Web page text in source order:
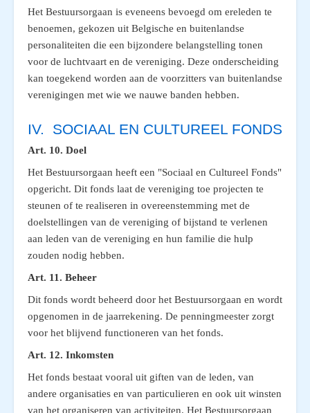
Het Bestuursorgaan is eveneens bevoegd om ereleden te
benoemen, gekozen uit Belgische en buitenlandse
personaliteiten die een bijzondere belangstelling tonen
voor de luchtvaart en de vereniging. Deze onderscheiding
kan toegekend worden aan de voorzitters van buitenlandse
verenigingen met wie we nauwe banden hebben.
IV. SOCIAAL EN CULTUREEL FONDS
Art. 10. Doel
Het Bestuursorgaan heeft een "Sociaal en Cultureel Fonds"
opgericht. Dit fonds laat de vereniging toe projecten te
steunen of te realiseren in overeenstemming met de
doelstellingen van de vereniging of bijstand te verlenen
aan leden van de vereniging en hun familie die hulp
zouden nodig hebben.
Art. 11. Beheer
Dit fonds wordt beheerd door het Bestuursorgaan en wordt
opgenomen in de jaarrekening. De penningmeester zorgt
voor het blijvend functioneren van het fonds.
Art. 12. Inkomsten
Het fonds bestaat vooral uit giften van de leden, van
andere organisaties en van particulieren en ook uit winsten
van het organiseren van activiteiten. Het Bestuursorgaan